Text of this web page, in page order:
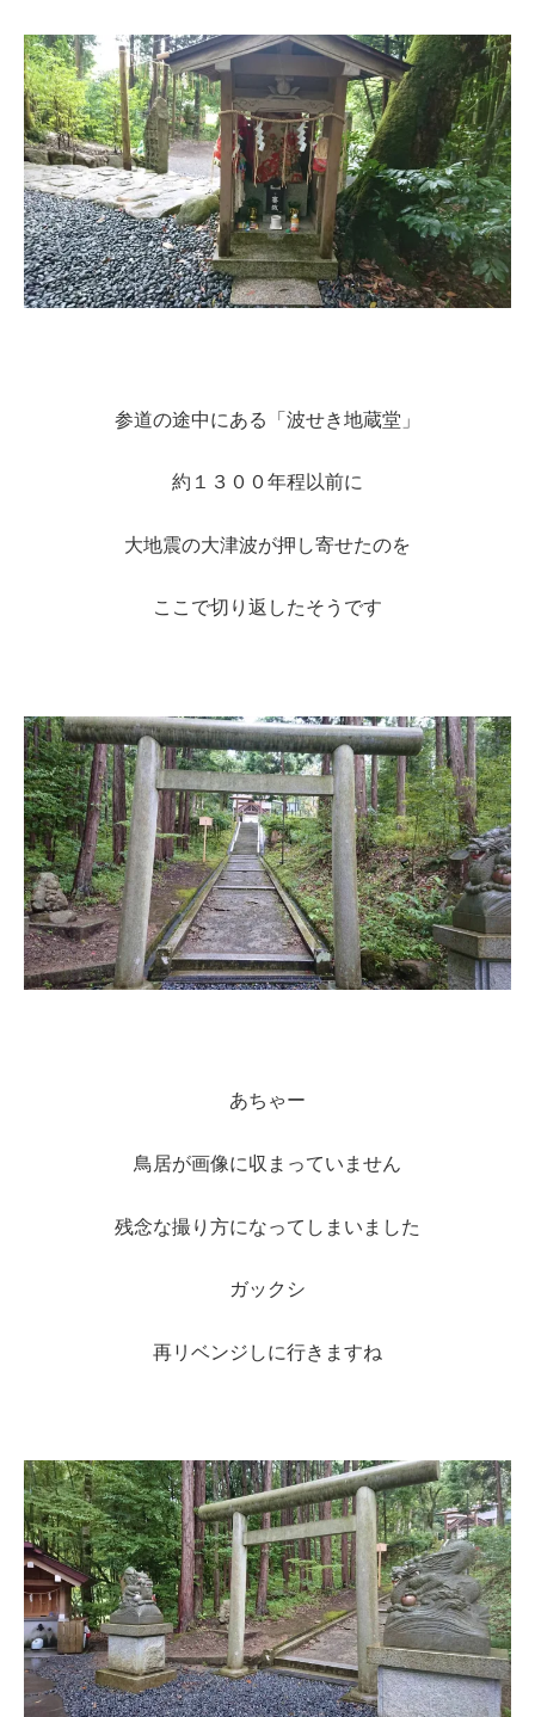
参道の途中にある「波せき地蔵堂」
約１３００年程以前に
大地震の大津波が押し寄せたのを
ここで切り返したそうです
あちゃー
鳥居が画像に収まっていません
残念な撮り方になってしまいました
ガックシ
再リベンジしに行きますね